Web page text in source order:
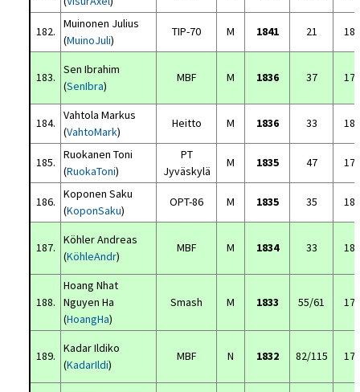
182.
Muinonen Julius
(MuinoJuli)
TIP-70 M 1841 21
183.
Sen Ibrahim
(SenIbra)
MBF M 1836 37
184.
Vahtola Markus
(VahtoMark)
Heitto M 1836 33
185.
Ruokanen Toni
(RuokaToni)
PT
Jyväskylä
M 1835 47
186.
Koponen Saku
(KoponSaku)
OPT-86 M 1835 35
187.
Köhler Andreas
(KöhleAndr)
MBF M 1834 33
188.
Hoang Nhat
Nguyen Ha
(HoangHa)
Smash M 1833 55/61
189.
Kadar Ildiko
(KadarIldi)
MBF N 1832 82/115